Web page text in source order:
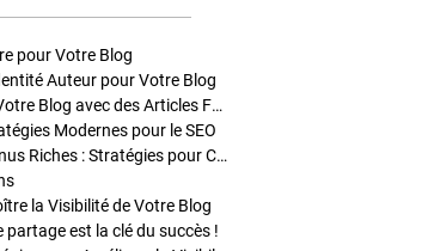
pour Votre Blog
Auteur pour Votre Blog
Stratégies de Publication : Boostez Votre Blog avec des Articles Fréquents et Exclusifs
Modernes pour le SEO
Enrichir Vos Articles avec des Contenus Riches : Stratégies pour Captiver et Optimiser
la Visibilité de Votre Blog
partage est la clé du succès !